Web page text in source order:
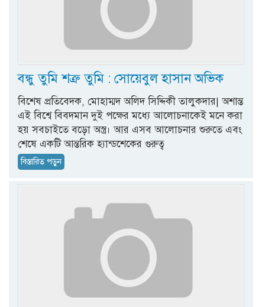
বন্ধু তুমি শত্রু তুমি : সোয়েবুল হাসান অভিক
বিশেষ প্রতিবেদক, মোহাম্মদ অলিদ সিদ্দিকী তালুকদার| অশান্ত
এই বিশ্বে বিবদমান দুই পক্ষের মধ্যে আলোচনাকেই মনে করা
হয় সবচাইতে বড়ো অস্ত্র। আর এসব আলোচনার শুরুতে এবং
শেষে একটি আন্তরিক হ্যান্ডশেকের গুরুত্ব
বিস্তারিত পড়ুন